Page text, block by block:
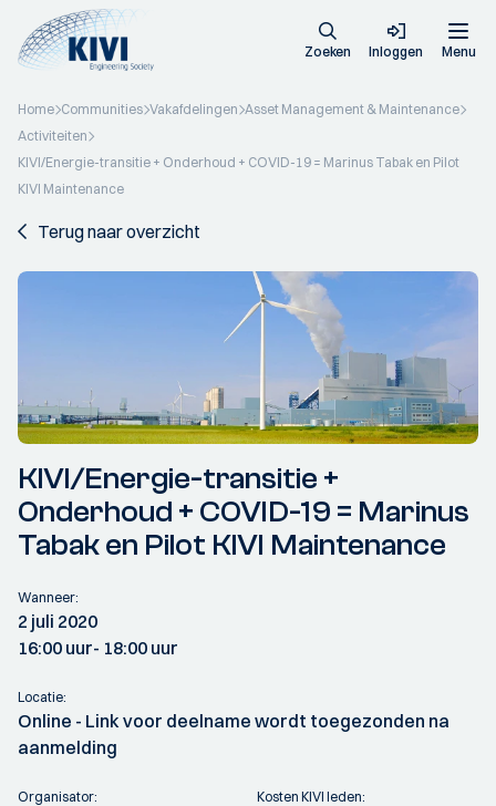
Zoeken Inloggen Menu
Home Communities Vakafdelingen Asset Management & Maintenance
Activiteiten
KIVI/Energie-transitie + Onderhoud + COVID-19 = Marinus Tabak en Pilot
KIVI Maintenance
Terug naar overzicht
KIVI/Energie-transitie +
Onderhoud + COVID-19 = Marinus
Tabak en Pilot KIVI Maintenance
Wanneer:
2 juli 2020
16:00 uur- 18:00 uur
Locatie:
Online - Link voor deelname wordt toegezonden na
aanmelding
Organisator: Kosten KIVI leden: